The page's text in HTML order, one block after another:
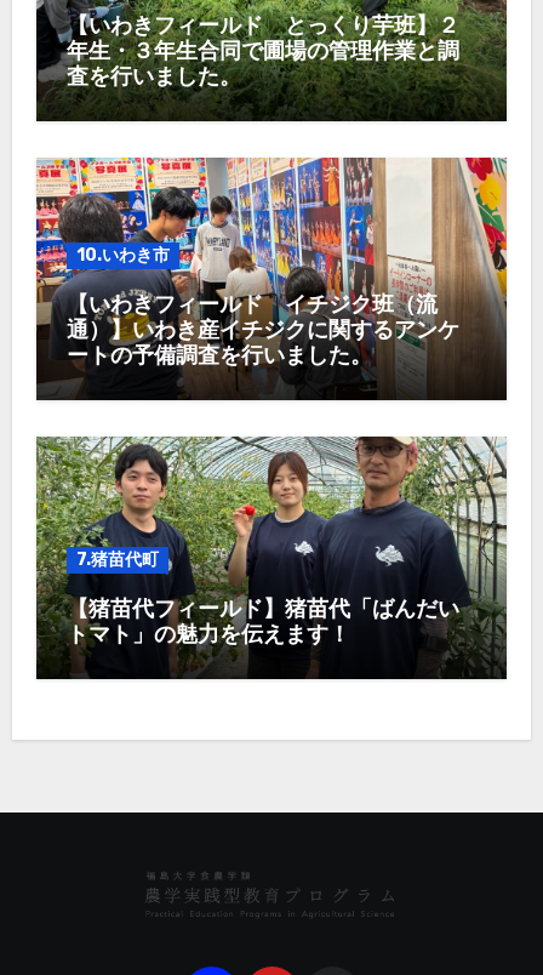
【いわきフィールド とっくり芋班】２
年生・３年生合同で圃場の管理作業と調
査を行いました。
10.いわき市
【いわきフィールド イチジク班（流
通）】いわき産イチジクに関するアンケ
ートの予備調査を行いました。
7.猪苗代町
【猪苗代フィールド】猪苗代「ばんだい
トマト」の魅力を伝えます！